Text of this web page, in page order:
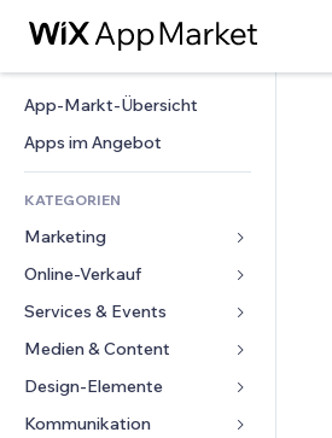
App-Markt-Übersicht
Apps im Angebot
KATEGORIEN
Marketing
Anzeigen
Mobil
Statistiken
Online-Verkauf
Apps für Shops
Versand & Lieferung
Verkaufen-Buttons
Services & Events
Hotels
Events
Restaurants
Medien & Content
Galerie
Musik
Design-Elemente
Karten & Navigation